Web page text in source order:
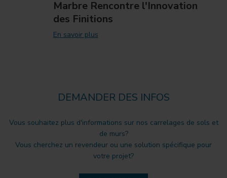
Marbre Rencontre l'Innovation
des Finitions
En savoir plus
DEMANDER DES INFOS
Vous souhaitez plus d'informations sur nos carrelages de sols et
de murs?
Vous cherchez un revendeur ou une solution spécifique pour
votre projet?